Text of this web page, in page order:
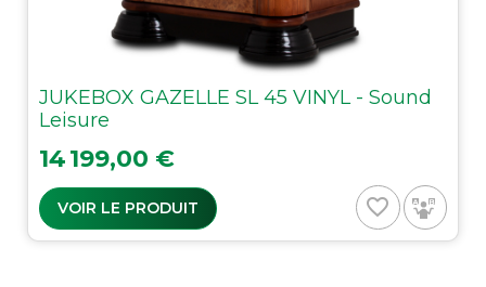
JUKEBOX GAZELLE SL 45 VINYL - Sound
Leisure
Prix
14 199,00 €
VOIR LE PRODUIT favorite_border